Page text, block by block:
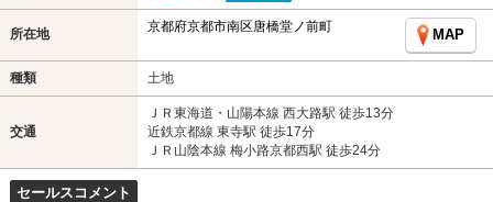
所在地 京都府京都市南区唐橋堂ノ前町
MAP
種類 土地
交通
ＪＲ東海道・山陽本線 西大路駅 徒歩13分
近鉄京都線 東寺駅 徒歩17分
ＪＲ山陰本線 梅小路京都西駅 徒歩24分
セールスコメント